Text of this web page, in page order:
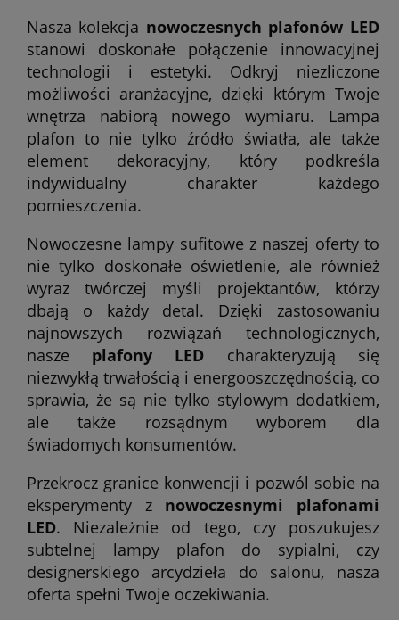
Nasza kolekcja nowoczesnych plafonów LED
stanowi doskonałe połączenie innowacyjnej
technologii i estetyki. Odkryj niezliczone
możliwości aranżacyjne, dzięki którym Twoje
wnętrza nabiorą nowego wymiaru. Lampa
plafon to nie tylko źródło światła, ale także
element dekoracyjny, który podkreśla
indywidualny charakter każdego
pomieszczenia.
Nowoczesne lampy sufitowe z naszej oferty to
nie tylko doskonałe oświetlenie, ale również
wyraz twórczej myśli projektantów, którzy
dbają o każdy detal. Dzięki zastosowaniu
najnowszych rozwiązań technologicznych,
nasze plafony LED charakteryzują się
niezwykłą trwałością i energooszczędnością, co
sprawia, że są nie tylko stylowym dodatkiem,
ale także rozsądnym wyborem dla
świadomych konsumentów.
Przekrocz granice konwencji i pozwól sobie na
eksperymenty z nowoczesnymi plafonami
LED. Niezależnie od tego, czy poszukujesz
subtelnej lampy plafon do sypialni, czy
designerskiego arcydzieła do salonu, nasza
oferta spełni Twoje oczekiwania.